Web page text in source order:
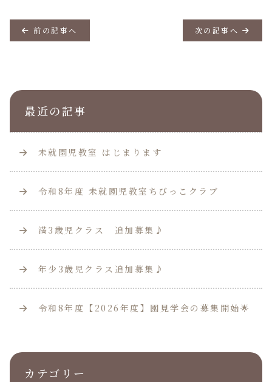
前の記事へ 次の記事へ
最近の記事
未就園児教室 はじまります
令和8年度 未就園児教室ちびっこクラブ
満3歳児クラス 追加募集♪
年少3歳児クラス追加募集♪
令和8年度【2026年度】園見学会の募集開始🌟
カテゴリー